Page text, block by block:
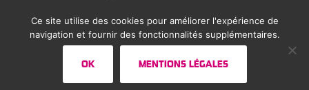
Mentions légales
Ce site utilise des cookies pour améliorer l'expérience de
navigation et fournir des fonctionnalités supplémentaires.
OK MENTIONS LÉGALES